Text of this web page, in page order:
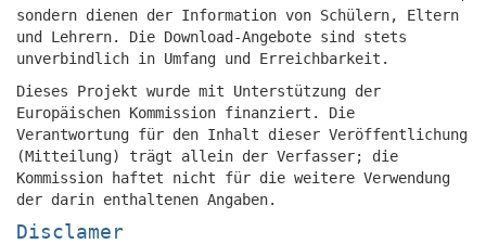
sondern dienen der Information von Schülern, Eltern
und Lehrern. Die Download-Angebote sind stets
unverbindlich in Umfang und Erreichbarkeit.
Dieses Projekt wurde mit Unterstützung der
Europäischen Kommission finanziert. Die
Verantwortung für den Inhalt dieser Veröffentlichung
(Mitteilung) trägt allein der Verfasser; die
Kommission haftet nicht für die weitere Verwendung
der darin enthaltenen Angaben.
Disclamer